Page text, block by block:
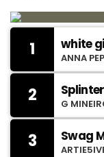
1 white
ANNA
2 G
3 Swag